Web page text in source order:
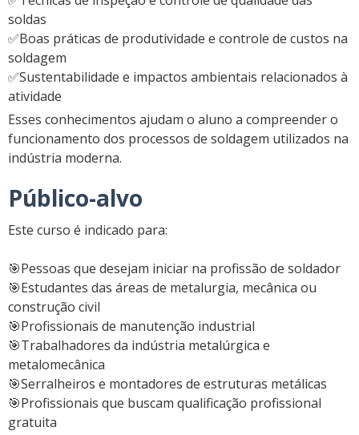
soldas
✅Boas práticas de produtividade e controle de custos na
soldagem
✅Sustentabilidade e impactos ambientais relacionados à
atividade
Esses conhecimentos ajudam o aluno a compreender o
funcionamento dos processos de soldagem utilizados na
indústria moderna.
Público-alvo
Este curso é indicado para:
🎯Pessoas que desejam iniciar na profissão de soldador
🎯Estudantes das áreas de metalurgia, mecânica ou
construção civil
🎯Profissionais de manutenção industrial
🎯Trabalhadores da indústria metalúrgica e
metalomecânica
🎯Serralheiros e montadores de estruturas metálicas
🎯Profissionais que buscam qualificação profissional
gratuita